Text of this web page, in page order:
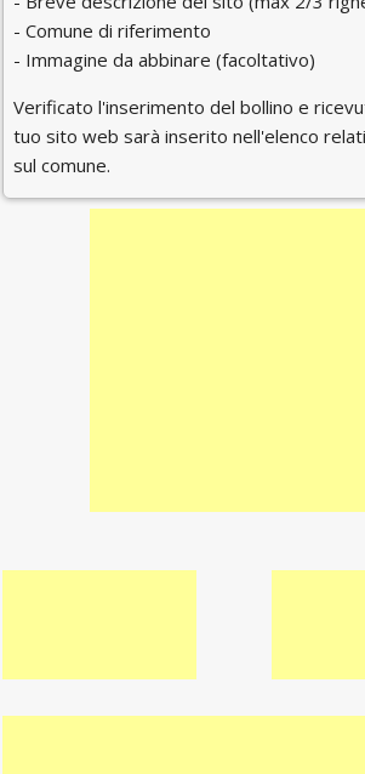
- Comune di riferimento
- Immagine da abbinare (facoltativo)
Verificato l'inserimento del bollino e
tuo sito web sarà inserito nell'elenco
sul comune.